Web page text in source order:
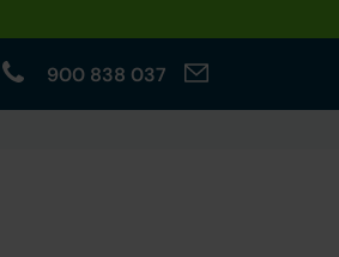
900 838 037